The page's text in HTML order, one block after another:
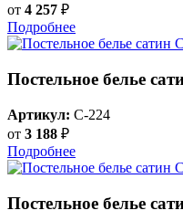
от 4 257 ₽
Подробнее
Постельное белье
Артикул: C-224
от 3 188 ₽
Подробнее
Постельное белье